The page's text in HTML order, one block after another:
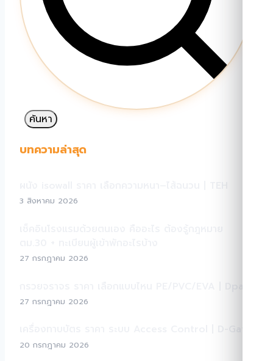
ค้นหา
บทความล่าสุด
3 สิงหาคม 2026
27 กรกฎาคม 2026
27 กรกฎาคม 2026
20 กรกฎาคม 2026